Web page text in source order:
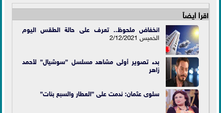
اقرأ أيضاً
انخفاض ملحوظ.. تعرف على حالة الطقس اليوم
الخميس 2/12/2021
بدء تصوير أولى مشاهد مسلسل ”سوشيال” لأحمد
زاهر
سلوى عثمان: ندمت على ”العطار والسبع بنات”